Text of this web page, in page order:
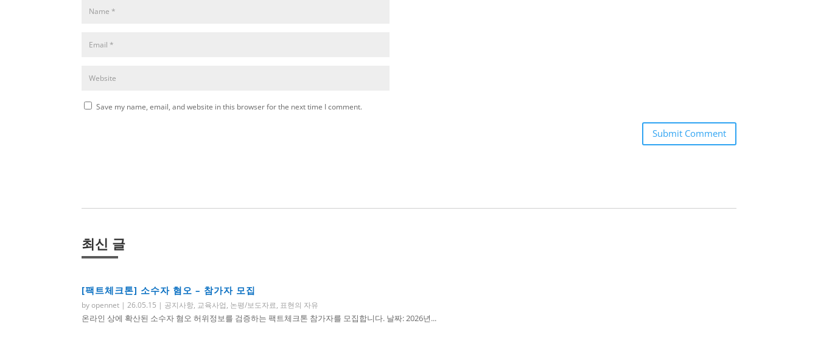
Save my name, email, and website in this browser for the next time I comment.
Submit Comment
최신 글
[팩트체크톤] 소수자 혐오 – 참가자 모집
byopennet |26.05.15 | 공지사항, 교육사업, 논평/보도자료, 표현의 자유
온라인 상에 확산된 소수자 혐오 허위정보를 검증하는 팩트체크톤 참가자를 모집합니다. 날짜: 2026년...